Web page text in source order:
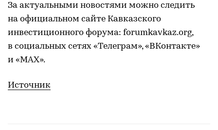
За актуальными новостями можно следить
на официальном сайте Кавказского
инвестиционного форума: forumkavkaz.org,
в социальных сетях «Телеграм», «ВКонтакте»
и «MAX».
Источник